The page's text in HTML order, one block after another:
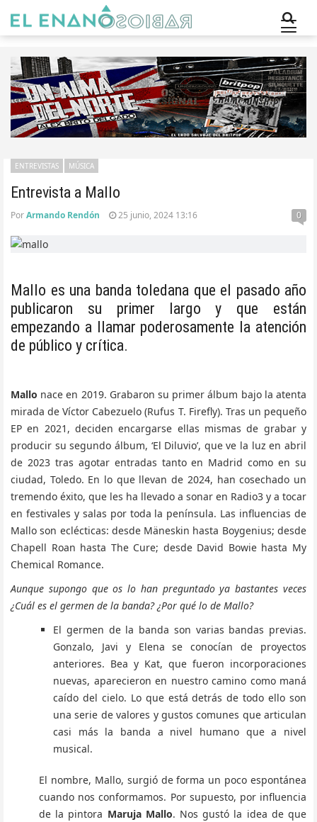
Entrevista a Mallo
ENTREVISTAS MÚSICA
PorArmando Rendón 25 junio, 2024 13:16 0
Mallo es una banda toledana que el pasado año
publicaron su primer largo y que están
empezando a llamar poderosamente la atención
de público y crítica.
Mallo nace en 2019. Grabaron su primer álbum bajo la atenta
mirada de Víctor Cabezuelo (Rufus T. Firefly). Tras un pequeño
EP en 2021, deciden encargarse ellas mismas de grabar y
producir su segundo álbum, ‘El Diluvio’, que ve la luz en abril
de 2023 tras agotar entradas tanto en Madrid como en su
ciudad, Toledo. En lo que llevan de 2024, han cosechado un
tremendo éxito, que les ha llevado a sonar en Radio3 y a tocar
en festivales y salas por toda la península. Las influencias de
Mallo son eclécticas: desde Mäneskin hasta Boygenius; desde
Chapell Roan hasta The Cure; desde David Bowie hasta My
Chemical Romance.
Aunque supongo que os lo han preguntado ya bastantes veces
¿Cuál es el germen de la banda? ¿Por qué lo de Mallo?
El germen de la banda son varias bandas previas.
Gonzalo, Javi y Elena se conocían de proyectos
anteriores. Bea y Kat, que fueron incorporaciones
nuevas, aparecieron en nuestro camino como maná
caído del cielo. Lo que está detrás de todo ello son
una serie de valores y gustos comunes que articulan
casi más la banda a nivel humano que a nivel
musical.
El nombre, Mallo, surgió de forma un poco espontánea
cuando nos conformamos. Por supuesto, por influencia
de la pintora Maruja Mallo. Nos gustó la idea de que